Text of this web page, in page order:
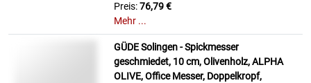
Preis:76,79 €
Mehr ...
GÜDE Solingen - Spickmesser
geschmiedet, 10 cm, Olivenholz, ALPHA
OLIVE, Office Messer, Doppelkropf,